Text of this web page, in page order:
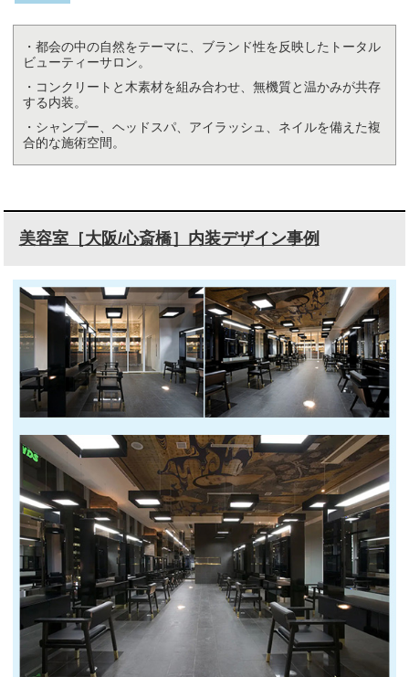
・都会の中の自然をテーマに、ブランド性を反映したトータル
ビューティーサロン。
・コンクリートと木素材を組み合わせ、無機質と温かみが共存
する内装。
・シャンプー、ヘッドスパ、アイラッシュ、ネイルを備えた複
合的な施術空間。
美容室［大阪/心斎橋］内装デザイン事例